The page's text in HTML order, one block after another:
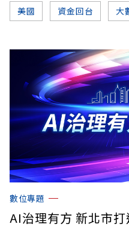
美國 資金回台 大
數位專題
AI治理有方 新北市